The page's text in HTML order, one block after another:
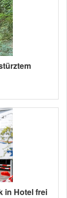
in Hotel frei